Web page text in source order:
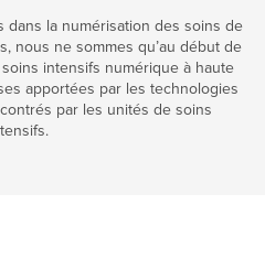
dans la numérisation des soins de
nous ne sommes qu’au début de
intensifs numérique à haute
apportées par les technologies
par les unités de soins